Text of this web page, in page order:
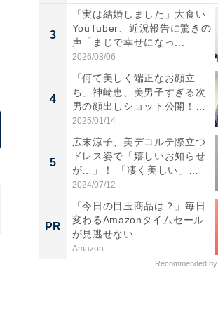
3
「実は結婚しました」大食い
YouTuber、近況報告に驚きの
声「まじで幸せになっ...
2026/08/06
4
「何て美しく端正なお顔立
ち」神崎恵、美男子すぎる次
男の顔出しショット公開！
「め...
2025/01/14
5
広末涼子、美デコルテ際立つ
ドレス姿で「嬉しいお知らせ
が…」！ 「凄く美しい」
「透...
2024/07/12
PR
「今日の目玉商品は？」毎日
変わるAmazonタイムセール
が見逃せない
Amazon
Recommended by